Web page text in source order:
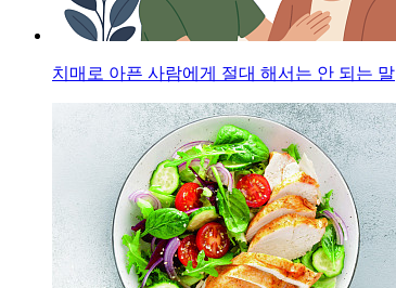
치매로 아픈 사람에게 절대 해서는 안 되는 말